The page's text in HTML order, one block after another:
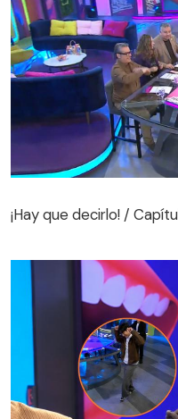
¡Hay que decirlo! /